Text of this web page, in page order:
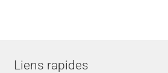
Liens rapides